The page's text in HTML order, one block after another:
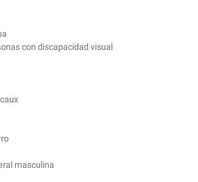
con discapacidad visual
masculina